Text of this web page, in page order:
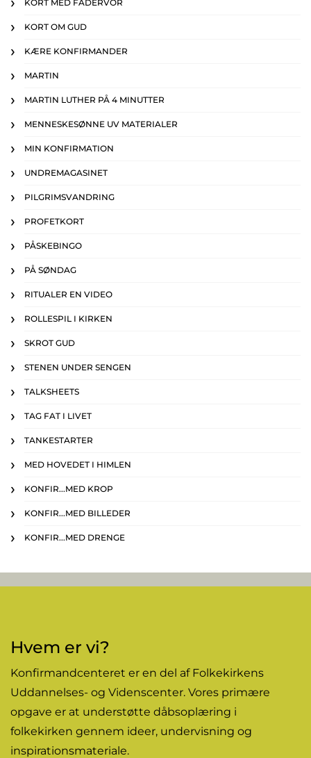
KORT MED FADERVOR
KORT OM GUD
KÆRE KONFIRMANDER
MARTIN
MARTIN LUTHER PÅ 4 MINUTTER
MENNESKESØNNE UV MATERIALER
MIN KONFIRMATION
UNDREMAGASINET
PILGRIMSVANDRING
PROFETKORT
PÅSKEBINGO
PÅ SØNDAG
RITUALER EN VIDEO
ROLLESPIL I KIRKEN
SKROT GUD
STENEN UNDER SENGEN
TALKSHEETS
TAG FAT I LIVET
TANKESTARTER
MED HOVEDET I HIMLEN
KONFIR...MED KROP
KONFIR...MED BILLEDER
KONFIR...MED DRENGE
Hvem er vi?
Konfirmandcenteret er en del af Folkekirkens
Uddannelses- og Videnscenter. Vores primære
opgave er at understøtte dåbsoplæring i
folkekirken gennem ideer, undervisning og
inspirationsmateriale.